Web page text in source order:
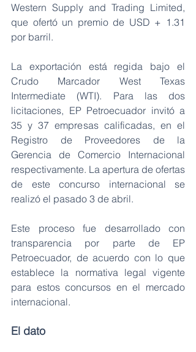
Western Supply and Trading Limited,
que ofertó un premio de USD + 1.31
por barril.
La exportación está regida bajo el
Crudo Marcador West Texas
Intermediate (WTI). Para las dos
licitaciones, EP Petroecuador invitó a
35 y 37 empresas calificadas, en el
Registro de Proveedores de la
Gerencia de Comercio Internacional
respectivamente. La apertura de ofertas
de este concurso internacional se
realizó el pasado 3 de abril.
Este proceso fue desarrollado con
transparencia por parte de EP
Petroecuador, de acuerdo con lo que
establece la normativa legal vigente
para estos concursos en el mercado
internacional.
El dato